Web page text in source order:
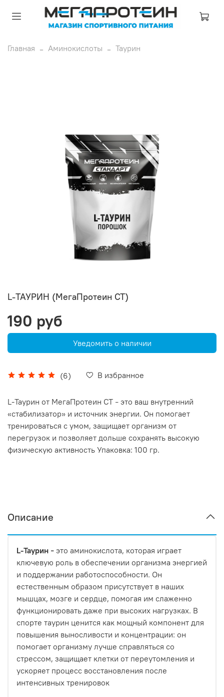
Главная Аминокислоты Таурин
L-ТАУРИН (МегаПротеин СТ)
(6) В избранное
190 руб
Уведомить о наличии
L-Таурин от МегаПротеин СТ – это ваш внутренний
«стабилизатор» и источник энергии. Он помогает
тренироваться с умом, защищает организм от
перегрузок и позволяет дольше сохранять высокую
физическую активность Упаковка: 100 гр.
Описание
L-Таурин – это аминокислота, которая играет
ключевую роль в обеспечении организма энергией
и поддержании работоспособности. Он
естественным образом присутствует в наших
мышцах, мозге и сердце, помогая им слаженно
функционировать даже при высоких нагрузках. В
спорте таурин ценится как мощный компонент для
повышения выносливости и концентрации: он
помогает организму лучше справляться со
стрессом, защищает клетки от переутомления и
ускоряет процесс восстановления после
интенсивных тренировок